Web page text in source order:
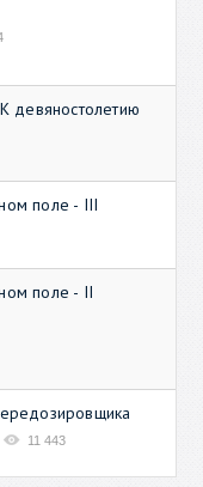
девяностолетию
поле - III
поле - II
11 443